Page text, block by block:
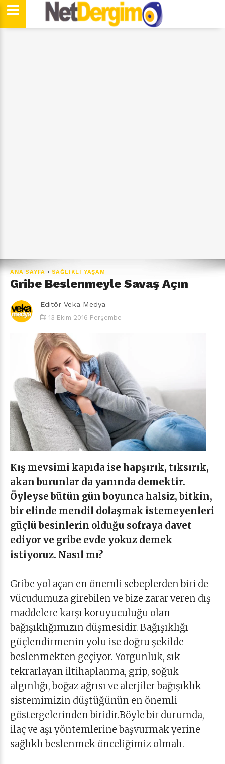
ANA SAYFA › SAĞLIKLI YAŞAM
Gribe Beslenmeyle Savaş Açın
Editör Veka Medya
13 Ekim 2016 Perşembe
Kış mevsimi kapıda ise hapşırık, tıksırık,
akan burunlar da yanında demektir.
Öyleyse bütün gün boyunca halsiz, bitkin,
bir elinde mendil dolaşmak istemeyenleri
güçlü besinlerin olduğu sofraya davet
ediyor ve gribe evde yokuz demek
istiyoruz. Nasıl mı?
Gribe yol açan en önemli sebeplerden biri de
vücudumuza girebilen ve bize zarar veren dış
maddelere karşı koruyuculuğu olan
bağışıklığımızın düşmesidir. Bağışıklığı
güçlendirmenin yolu ise doğru şekilde
beslenmekten geçiyor. Yorgunluk, sık
tekrarlayan iltihaplanma, grip, soğuk
algınlığı, boğaz ağrısı ve alerjiler bağışıklık
sistemimizin düştüğünün en önemli
göstergelerinden biridir.Böyle bir durumda,
ilaç ve aşı yöntemlerine başvurmak yerine
sağlıklı beslenmek önceliğimiz olmalı.